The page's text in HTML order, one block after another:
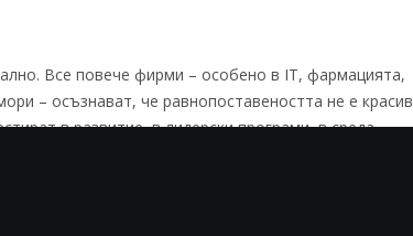
Все повече фирми – особено в IT, фармацията,
– осъзнават, че равнопоставеността не е красив
в развитие, в лидерски програми, в среда,